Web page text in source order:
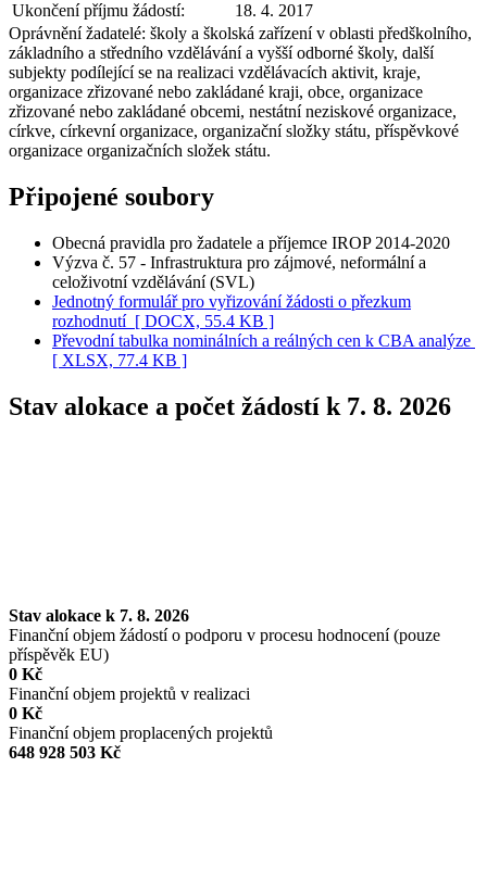
Ukončení příjmu žádostí:
18. 4. 2017
Oprávnění žadatelé: školy a školská zařízení v oblasti předškolního,
základního a středního vzdělávání a vyšší odborné školy, další
subjekty podílející se na realizaci vzdělávacích aktivit, kraje,
organizace zřizované nebo zakládané kraji, obce, organizace
zřizované nebo zakládané obcemi, nestátní neziskové organizace,
církve, církevní organizace, organizační složky státu, příspěvkové
organizace organizačních složek státu.
Připojené soubory
Obecná pravidla pro žadatele a příjemce IROP 2014-2020
Výzva č. 57 - Infrastruktura pro zájmové, neformální a
celoživotní vzdělávání (SVL)
Jednotný formulář pro vyřizování žádosti o přezkum
rozhodnutí [ DOCX, 55.4 KB ]
Převodní tabulka nominálních a reálných cen k CBA analýze
[ XLSX, 77.4 KB ]
Stav alokace a počet žádostí k 7. 8. 2026
Stav alokace k 7. 8. 2026
Finanční objem žádostí o podporu v procesu hodnocení (pouze
příspěvěk EU)
0 Kč
Finanční objem projektů v realizaci
0 Kč
Finanční objem proplacených projektů
648 928 503 Kč